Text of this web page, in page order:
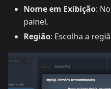
Nome em Exibição:
painel.
Região: Escolha a